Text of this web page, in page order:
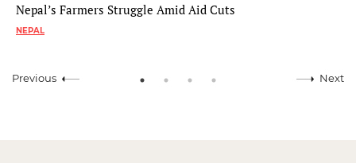
Nepal’s Farmers Struggle Amid Aid Cuts
NEPAL
Previous Next